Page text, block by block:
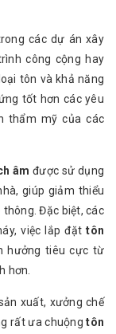
các dự án xây
công cộng hay
tôn và khả năng
tốt hơn các yêu
thẩm mỹ của các
âm được sử dụng
giúp giảm thiểu
Đặc biệt, các
việc lắp đặttôn
hưởng tiêu cực từ
hơn.
xuất, xưởng chế
rất ưa chuộngtôn